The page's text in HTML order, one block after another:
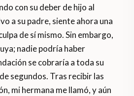
con su deber de hijo al
a su padre, siente ahora una
de sí mismo. Sin embargo,
nadie podría haber
se cobraría a toda su
segundos. Tras recibir las
mi hermana me llamó, y aún